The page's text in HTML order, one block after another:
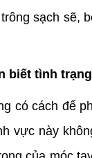
sạch sẽ,
biết tình
có cách để
vực này